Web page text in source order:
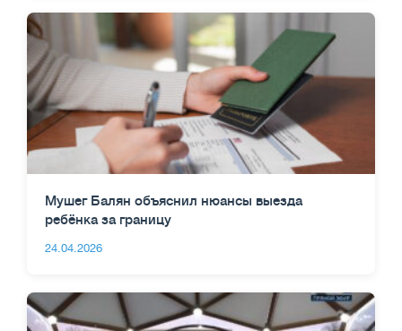
Мушег Балян объяснил нюансы выезда
ребёнка за границу
24.04.2026